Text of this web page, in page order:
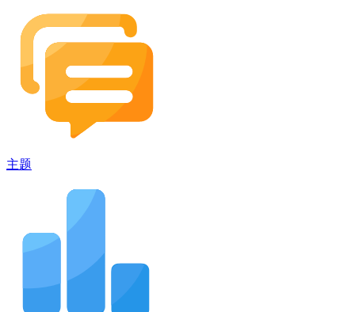
主题